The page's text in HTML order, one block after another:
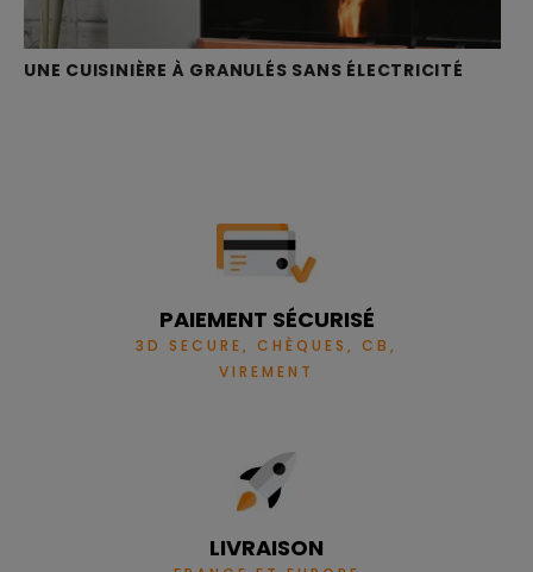
UNE CUISINIÈRE À GRANULÉS SANS ÉLECTRICITÉ
PAIEMENT SÉCURISÉ
3D SECURE, CHÈQUES, CB,
VIREMENT
LIVRAISON